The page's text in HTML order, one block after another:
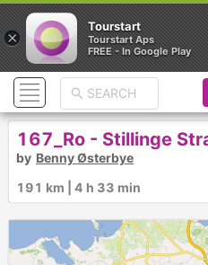
167_Ro - Stillinge
by Benny Østerbye
191 km | 4 h 33 min
×
Tourstart
Tourstart Aps
FREE - In Google Play